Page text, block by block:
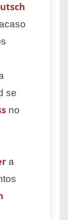
se
no
a